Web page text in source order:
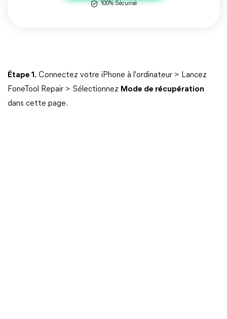
100% Sécurisé
Étape 1. Connectez votre iPhone à l'ordinateur > Lancez
FoneTool Repair > Sélectionnez Mode de récupération
dans cette page.